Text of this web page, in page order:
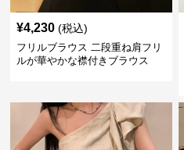
¥4,230 (税込)
フリルブラウス 二段重ね肩フリ
ルが華やかな襟付きブラウス